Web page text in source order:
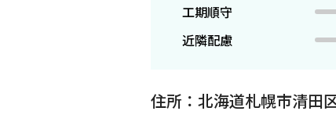
工期順守
近隣配慮
住所：北海道札幌市清田